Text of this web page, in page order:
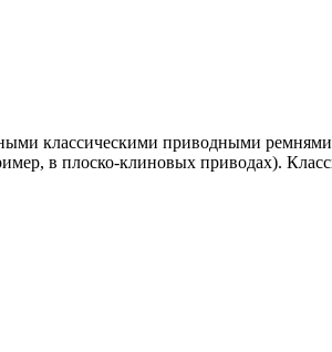
классическими приводными
в плоско-клиновых приводах).